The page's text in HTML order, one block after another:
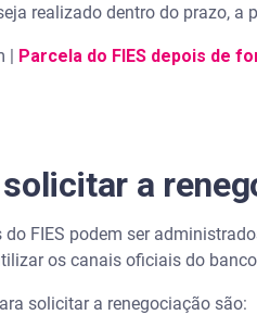
realizado dentro do prazo,
| Parcela do FIES depois de
a
do FIES podem ser
os canais oficiais do
solicitar a renegociação são: